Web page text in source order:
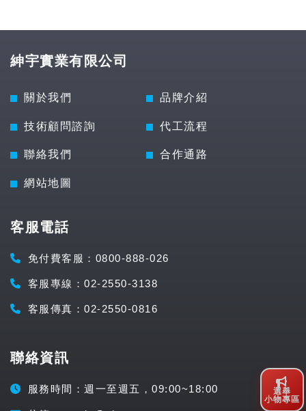
紳宇實業有限公司
關於我們 品牌介紹
技術顧問諮詢 代工流程
聯絡我們 合作通路
網站地圖
客服電話
免付費客服：0800-888-026
客服專線：02-2550-3138
客服傳真：02-2550-0816
聯絡資訊
服務時間：週一至週五，09:00~18:00
選舉
小物專區